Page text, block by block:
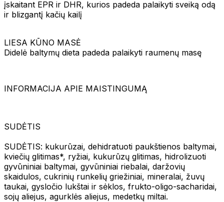
įskaitant EPR ir DHR, kurios padeda palaikyti sveiką odą
ir blizgantį kačių kailį
LIESA KŪNO MASĖ
Didelė baltymų dieta padeda palaikyti raumenų masę
INFORMACIJA APIE MAISTINGUMĄ
SUDĖTIS
SUDĖTIS: kukurūzai, dehidratuoti paukštienos baltymai,
kviečių glitimas*, ryžiai, kukurūzų glitimas, hidrolizuoti
gyvūniniai baltymai, gyvūniniai riebalai, daržovių
skaidulos, cukrinių runkelių griežiniai, mineralai, žuvų
taukai, gysločio lukštai ir sėklos, frukto-oligo-sacharidai,
sojų aliejus, agurklės aliejus, medetkų miltai.